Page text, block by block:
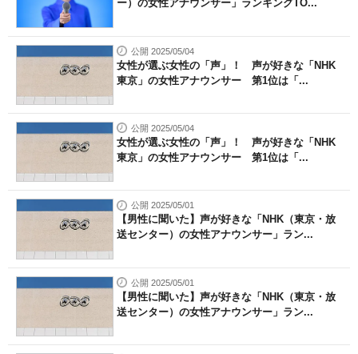
ー）の女性アナウンサー」ランキングTO...
公開 2025/05/04
女性が選ぶ女性の「声」！ 声が好きな「NHK
東京」の女性アナウンサー 第1位は「...
公開 2025/05/04
女性が選ぶ女性の「声」！ 声が好きな「NHK
東京」の女性アナウンサー 第1位は「...
公開 2025/05/01
【男性に聞いた】声が好きな「NHK（東京・放
送センター）の女性アナウンサー」ラン...
公開 2025/05/01
【男性に聞いた】声が好きな「NHK（東京・放
送センター）の女性アナウンサー」ラン...